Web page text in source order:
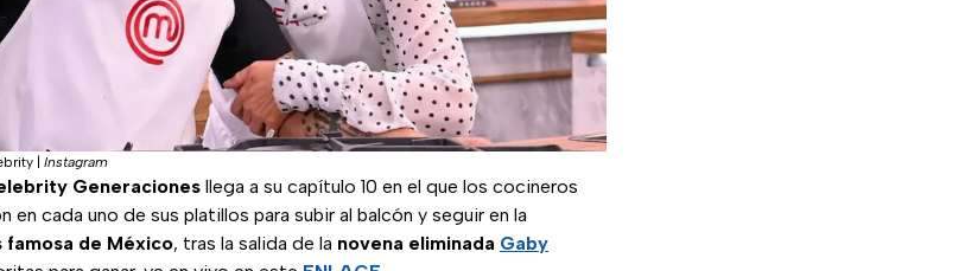
Instagram
Generaciones llega a su capítulo 10 en el que los cocineros
cada uno de sus platillos para subir al balcón y seguir en la
famosa de México, tras la salida de la novena eliminada Gaby